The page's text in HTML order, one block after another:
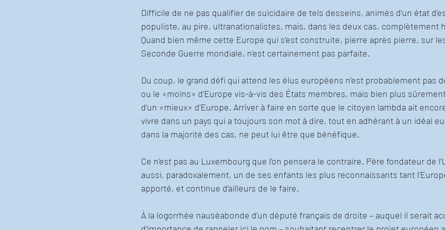
Difficile de ne pas qualifier de suicidaire de tels desseins, animés d’un état
populiste, au pire, ultranationalistes, mais, dans les deux cas, complètement
Quand bien même cette Europe qui s’est construite, pierre après pierre, sur
Seconde Guerre mondiale, n’est certainement pas parfaite.
Du coup, le grand défi qui attend les élus européens n’est probablement pas
ou le «moins» d’Europe vis-à-vis des États membres, mais bien plus
d’un «mieux» d’Europe. Arriver à faire en sorte que le citoyen lambda ait
vivre dans un pays qui a toujours son mot à dire, tout en adhérant à un idéal
dans la majorité des cas, ne peut lui être que bénéfique.
Ce n’est pas au Luxembourg que l’on pensera le contraire. Père fondateur de
aussi, paradoxalement, un de ses enfants les plus reconnaissants tant
apporté, et continue d’ailleurs de le faire.
À la logorrhée nauséabonde d’un député français de droite – auquel il serait